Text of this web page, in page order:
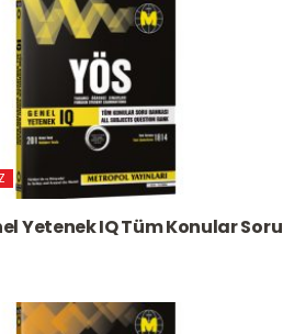
Yetenek IQ Tüm Konular Soru